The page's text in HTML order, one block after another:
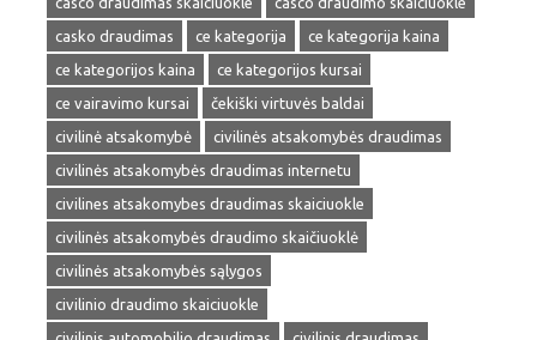
casko draudimas
ce kategorija
ce kategorija kaina
ce kategorijos kaina
ce kategorijos kursai
ce vairavimo kursai
čekiški virtuvės baldai
civilinė atsakomybė
civilinės atsakomybės draudimas
civilinės atsakomybės draudimas internetu
civilines atsakomybes draudimas skaiciuokle
civilinės atsakomybės draudimo skaičiuoklė
civilinės atsakomybės sąlygos
civilinio draudimo skaiciuokle